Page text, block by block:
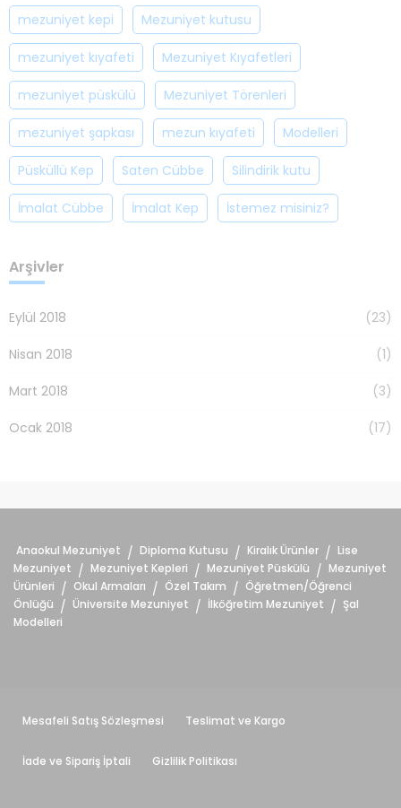
mezuniyet kepi Mezuniyet kutusu
mezuniyet kıyafeti Mezuniyet Kıyafetleri
mezuniyet püskülü Mezuniyet Törenleri
mezuniyet şapkası mezun kıyafeti Modelleri
Püsküllü Kep Saten Cübbe Silindirik kutu
İmalat Cübbe İmalat Kep İstemez misiniz?
Arşivler
Eylül 2018 (23)
Nisan 2018 (1)
Mart 2018 (3)
Ocak 2018 (17)
Anaokul Mezuniyet / Diploma Kutusu / Kiralık Ürünler / Lise
Mezuniyet / Mezuniyet Kepleri / Mezuniyet Püskülü / Mezuniyet
Ürünleri / Okul Armaları / Özel Takım / Öğretmen/Öğrenci
Önlüğü / Üniversite Mezuniyet / İlköğretim Mezuniyet / Şal
Modelleri
Mesafeli Satış Sözleşmesi Teslimat ve Kargo
İade ve Sipariş İptali Gizlilik Politikası